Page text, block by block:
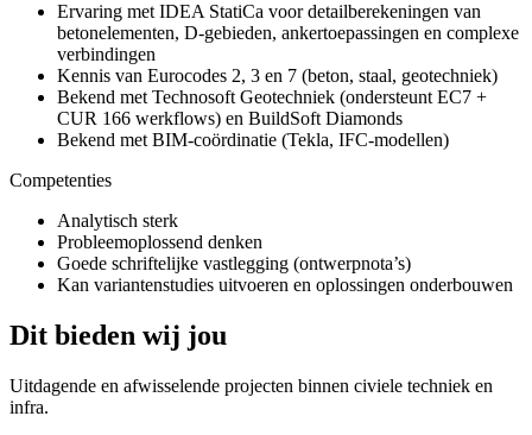
Ervaring met IDEA StatiCa voor detailberekeningen van
betonelementen, D-gebieden, ankertoepassingen en complexe
verbindingen
Kennis van Eurocodes 2, 3 en 7 (beton, staal, geotechniek)
Bekend met Technosoft Geotechniek (ondersteunt EC7 +
CUR 166 werkflows) en BuildSoft Diamonds
Bekend met BIM-coördinatie (Tekla, IFC-modellen)
Competenties
Analytisch sterk
Probleemoplossend denken
Goede schriftelijke vastlegging (ontwerpnota’s)
Kan variantenstudies uitvoeren en oplossingen onderbouwen
Dit bieden wij jou
Uitdagende en afwisselende projecten binnen civiele techniek en
infra.